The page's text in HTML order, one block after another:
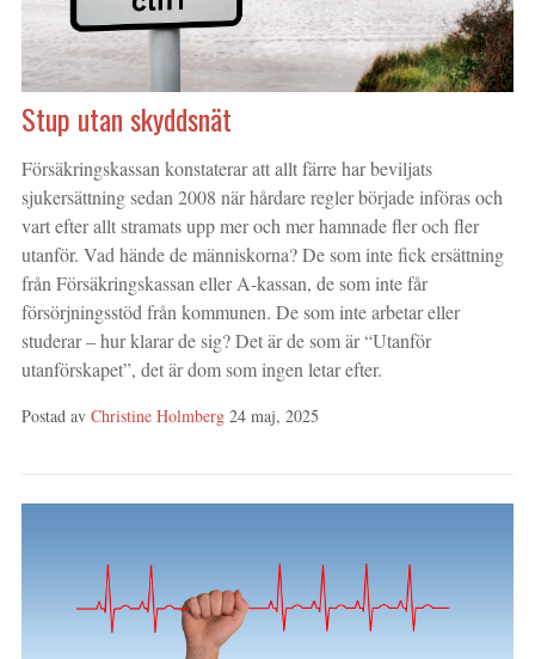
Stup utan skyddsnät
Försäkringskassan konstaterar att allt färre har beviljats
sjukersättning sedan 2008 när hårdare regler började införas och
vart efter allt stramats upp mer och mer hamnade fler och fler
utanför. Vad hände de människorna? De som inte fick ersättning
från Försäkringskassan eller A-kassan, de som inte får
försörjningsstöd från kommunen. De som inte arbetar eller
studerar – hur klarar de sig? Det är de som är “Utanför
utanförskapet”, det är dom som ingen letar efter.
Postad av Christine Holmberg 24 maj, 2025